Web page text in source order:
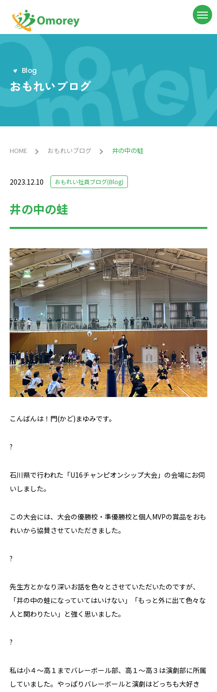
Blog
おもれいブログ
HOME おもれいブログ 井の中の蛙
2023.12.10 おもれい社員ブログ(Blog)
井の中の蛙
こんばんは！門(かど)まゆみです。
?
石川県で行われた「U16チャンピオンシップ大会」の会場にお伺
いしました。
この大会には、大会の優勝校・準優勝校と個人MVPの賞品をおも
れいから協賛させていただきました。
?
先生方とかなり深いお話を色々とさせていただいたのですが、
「井の中の蛙になっていてはいけない」「もっと外に出て色々な
人と関わりたい」と強く思いました。
?
私は小４〜高１までバレーボール部、高１〜高３は演劇部に所属
していました。やっぱりバレーボールと演劇はどっちも大好き